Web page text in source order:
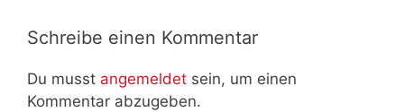
Schreibe einen Kommentar
Du musst angemeldet sein, um einen
Kommentar abzugeben.